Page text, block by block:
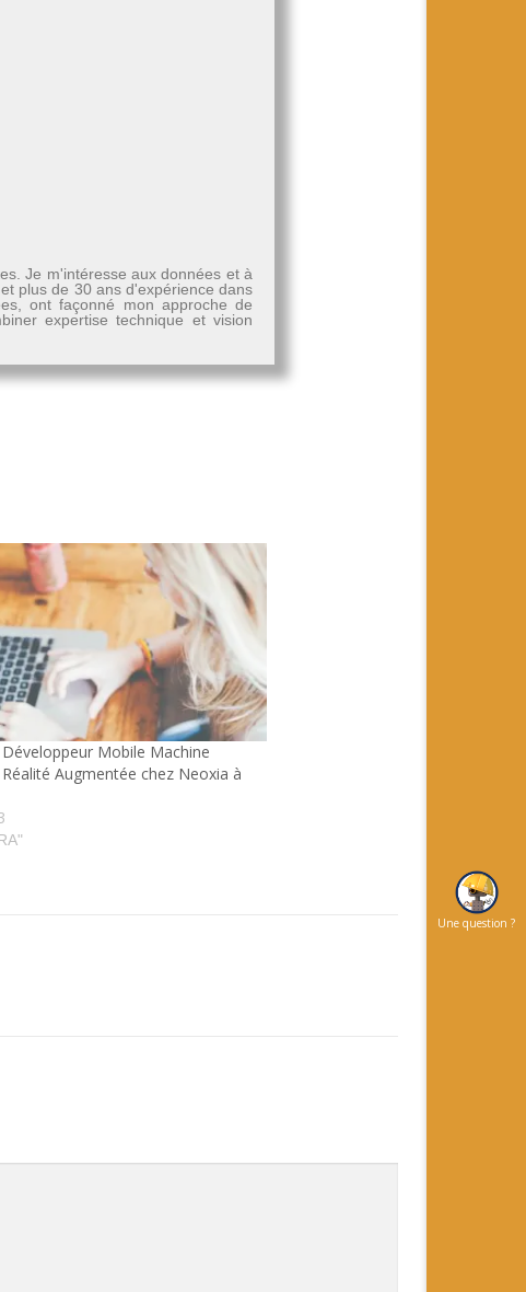
Je m'intéresse aux données et à
plus de 30 ans d'expérience dans
ont façonné mon approche de
expertise technique et vision
Mobile Machine
Augmentée chez Neoxia à
Une question ?